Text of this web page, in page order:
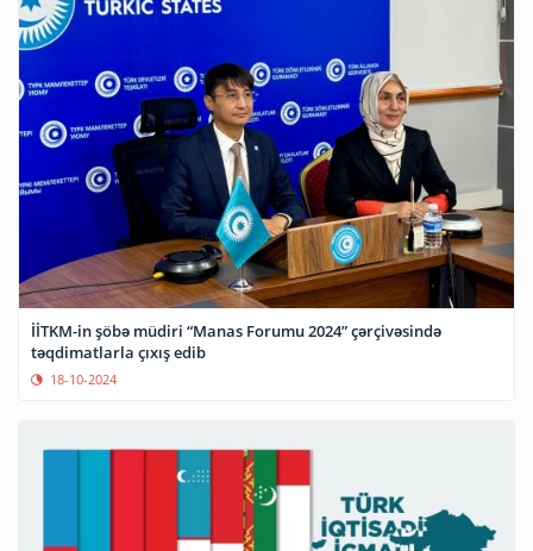
İİTKM-in şöbə müdiri “Manas Forumu 2024” çərçivəsində
təqdimatlarla çıxış edib
18-10-2024